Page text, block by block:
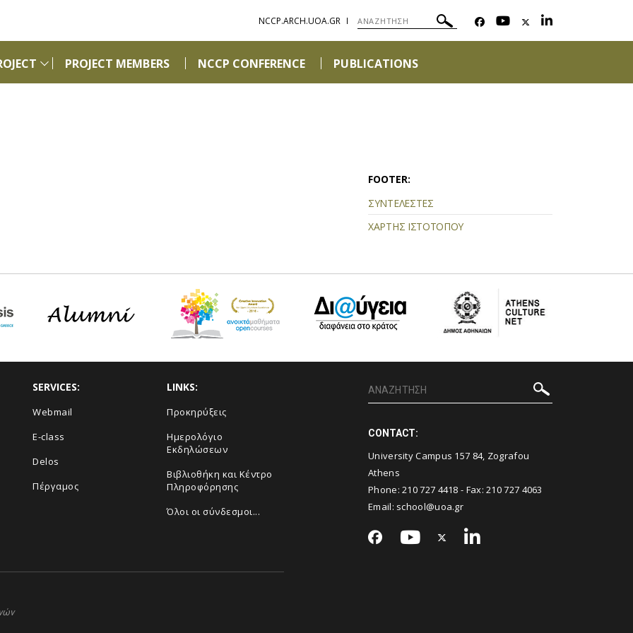
NCCP.ARCH.UOA.GR
PROJECT MEMBERS NCCP CONFERENCE PUBLICATIONS
FOOTER:
ΣΥΝΤΕΛΕΣΤΕΣ
ΧΑΡΤΗΣ ΙΣΤΟΤΟΠΟΥ
SERVICES:
Webmail
E-class
Delos
Πέργαμος
LINKS:
Προκηρύξεις
Ημερολόγιο
Εκδηλώσεων
Βιβλιοθήκη και Κέντρο
Πληροφόρησης
Όλοι οι σύνδεσμοι...
CONTACT:
University Campus 157 84, Zografou
Athens
Phone:210 727 4418 - Fax:210 727 4063
Email: school@uoa.gr